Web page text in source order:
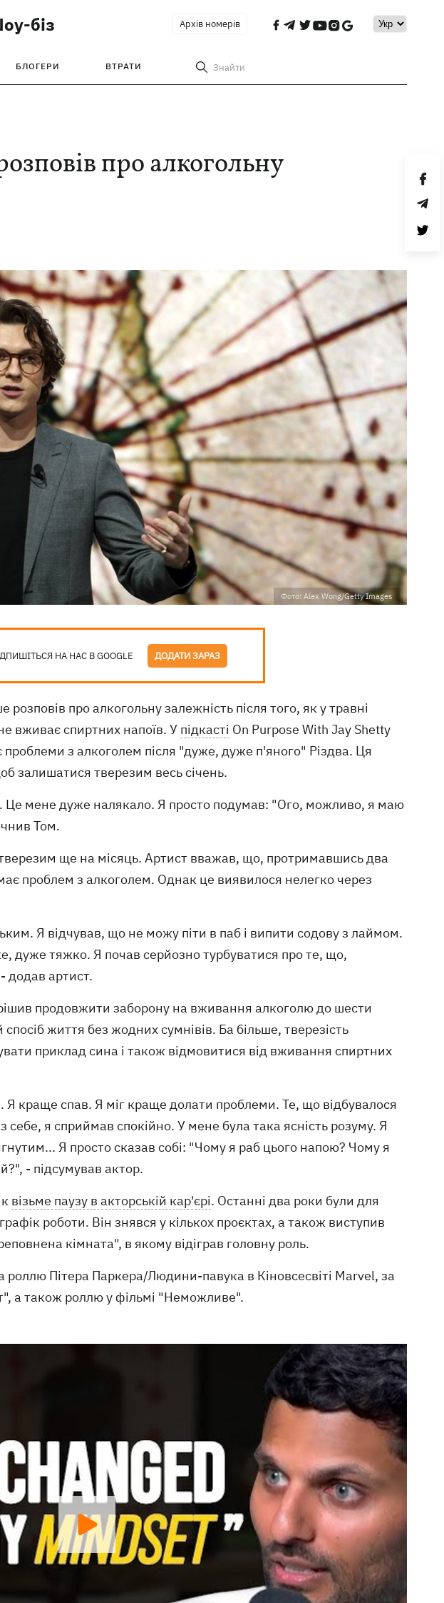
біз Архів номерів
БЛОГЕРИ ВТРАТИ Знайти
про алкогольну
Фото: Alex Wong/Getty Images
НА НАС В GOOGLE ДОДАТИ ЗАРАЗ
розповів про алкогольну залежність після того, як у травні
вживає спиртних напоїв. У підкасті On Purpose With Jay Shetty
з алкоголем після "дуже, дуже п'яного" Різдва. Ця
залишатися тверезим весь січень.
Це мене дуже налякало. Я просто подумав: "Ого, можливо, я маю
Том.
ще на місяць. Артист вважав, що, протримавшись два
проблем з алкоголем. Однак це виявилося нелегко через
Я відчував, що не можу піти в паб і випити содову з лаймом.
дуже тяжко. Я почав серйозно турбуватися про те, що,
артист.
продовжити заборону на вживання алкоголю до шести
життя без жодних сумнівів. Ба більше, тверезість
приклад сина і також відмовитися від вживання спиртних
краще спав. Я міг краще долати проблеми. Те, що відбувалося
я сприймав спокійно. У мене була така ясність розуму. Я
Я просто сказав собі: "Чому я раб цього напою? Чому я
- підсумував актор.
візьме паузу в акторській кар'єрі. Останні два роки були для
роботи. Він знявся у кількох проєктах, а також виступив
кімната", в якому відіграв головну роль.
роллю Пітера Паркера/Людини-павука в Кіновсесвіті Marvel, за
а також роллю у фільмі "Неможливе".